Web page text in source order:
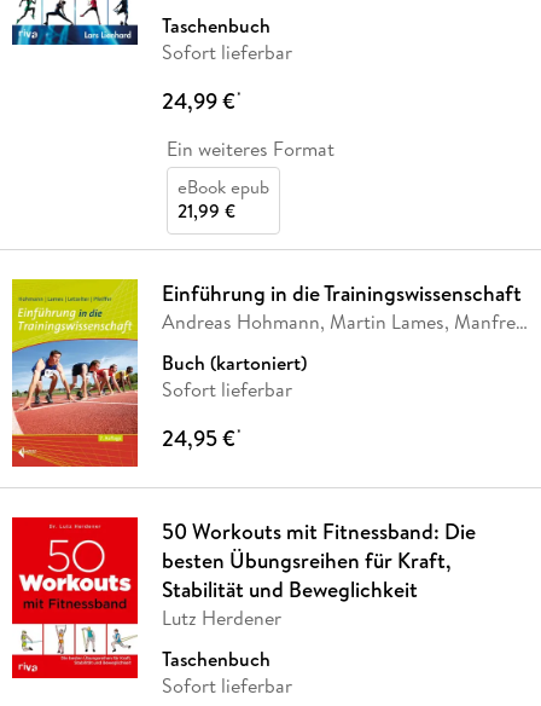
Taschenbuch
Sofort lieferbar
24,99 €*
Ein weiteres Format
eBook epub
21,99 €
Einführung in die Trainingswissenschaft
Andreas Hohmann, Martin Lames, Manfred
Buch (kartoniert)
Sofort lieferbar
24,95 €*
50 Workouts mit Fitnessband: Die
besten Übungsreihen für Kraft,
Stabilität und Beweglichkeit
Lutz Herdener
Taschenbuch
Sofort lieferbar